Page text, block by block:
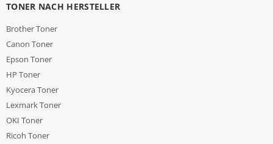
TONER NACH HERSTELLER
Brother Toner
Canon Toner
Epson Toner
HP Toner
Kyocera Toner
Lexmark Toner
OKI Toner
Ricoh Toner